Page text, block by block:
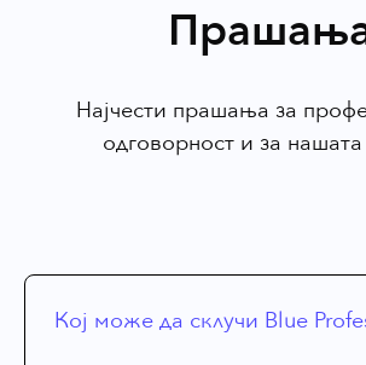
Најчести прашања за
одговорност и за нашата
Кој може да склучи Blue